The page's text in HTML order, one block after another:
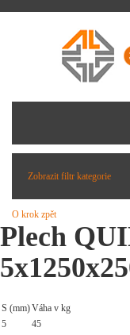
Zobrazit filtr kategorie
O krok zpět
Plech
S (mm)Váha v kg
5
45